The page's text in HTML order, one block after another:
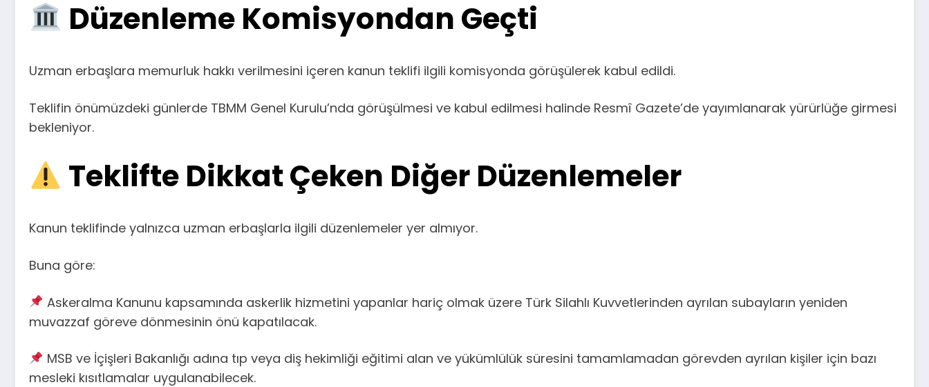
Düzenleme Komisyondan Geçti
Uzman erbaşlara memurluk hakkı verilmesini içeren kanun teklifi ilgili komisyonda görüşülerek kabul edildi.
Teklifin önümüzdeki günlerde TBMM Genel Kurulu’nda görüşülmesi ve kabul edilmesi halinde Resmî Gazete’de yayımlanarak yürürlüğe girmesi
bekleniyor.
Teklifte Dikkat Çeken Diğer Düzenlemeler
Kanun teklifinde yalnızca uzman erbaşlarla ilgili düzenlemeler yer almıyor.
Buna göre:
Askeralma Kanunu kapsamında askerlik hizmetini yapanlar hariç olmak üzere Türk Silahlı Kuvvetlerinden ayrılan subayların yeniden
muvazzaf göreve dönmesinin önü kapatılacak.
MSB ve İçişleri Bakanlığı adına tıp veya diş hekimliği eğitimi alan ve yükümlülük süresini tamamlamadan görevden ayrılan kişiler için bazı
mesleki kısıtlamalar uygulanabilecek.